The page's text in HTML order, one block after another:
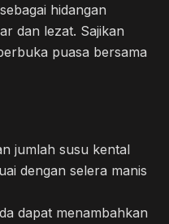
hidangan
dan lezat. Sajikan
puasa bersama
jumlah susu kental
dengan selera manis
dapat menambahkan